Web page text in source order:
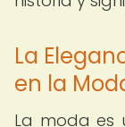
La
en la
La moda es